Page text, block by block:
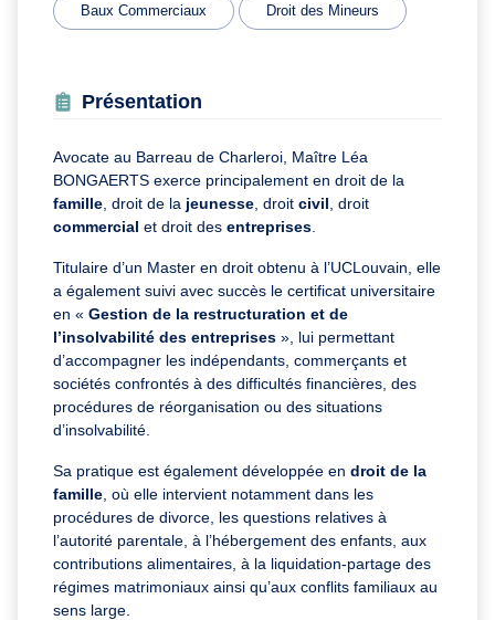
Baux Commerciaux Droit des Mineurs
Présentation
Avocate au Barreau de Charleroi, Maître Léa
BONGAERTS exerce principalement en droit de la
famille , droit de la jeunesse , droit civil , droit
commercial et droit des entreprises
Titulaire d’un Master en droit obtenu à l’UCLouvain, elle
a également suivi avec succès le certificat universitaire
en « Gestion de la restructuration et de
l’insolvabilité des entreprises », lui permettant
d’accompagner les indépendants, commerçants et
sociétés confrontés à des difficultés financières, des
procédures de réorganisation ou des situations
d’insolvabilité.
Sa pratique est également développée en droit de la
famille , où elle intervient notamment dans les
procédures de divorce, les questions relatives à
l’autorité parentale, à l’hébergement des enfants, aux
contributions alimentaires, à la liquidation-partage des
régimes matrimoniaux ainsi qu’aux conflits familiaux au
sens large.